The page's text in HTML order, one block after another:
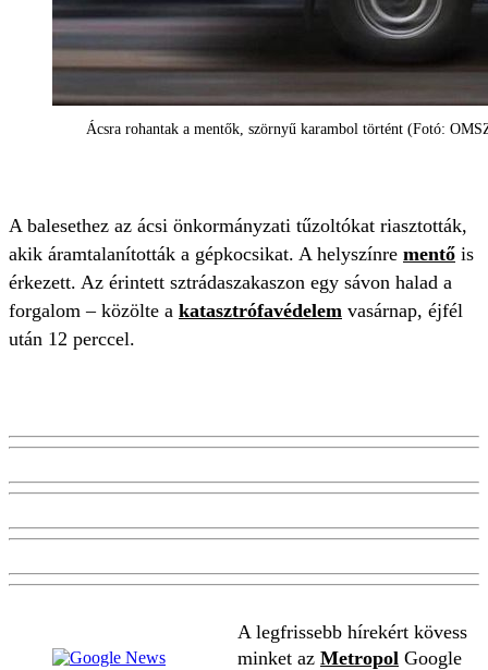
Ácsra rohantak a mentők, szörnyű karambol történt (Fotó:
A balesethez az ácsi önkormányzati tűzoltókat riasztották,
akik áramtalanították a gépkocsikat. A helyszínre mentő is
érkezett. Az érintett sztrádaszakaszon egy sávon halad a
forgalom – közölte a katasztrófavédelem vasárnap, éjfél
után 12 perccel.
A legfrissebb hírekért kövess
minket az Metropol Google